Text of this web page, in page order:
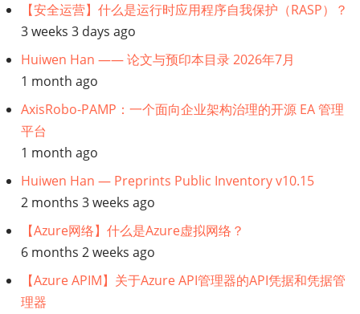
【安全运营】什么是运行时应用程序自我保护（RASP）？
3 weeks 3 days ago
Huiwen Han —— 论文与预印本目录 2026年7月
1 month ago
AxisRobo-PAMP：一个面向企业架构治理的开源 EA 管理
平台
1 month ago
Huiwen Han — Preprints Public Inventory v10.15
2 months 3 weeks ago
【Azure网络】什么是Azure虚拟网络？
6 months 2 weeks ago
【Azure APIM】关于Azure API管理器的API凭据和凭据管
理器